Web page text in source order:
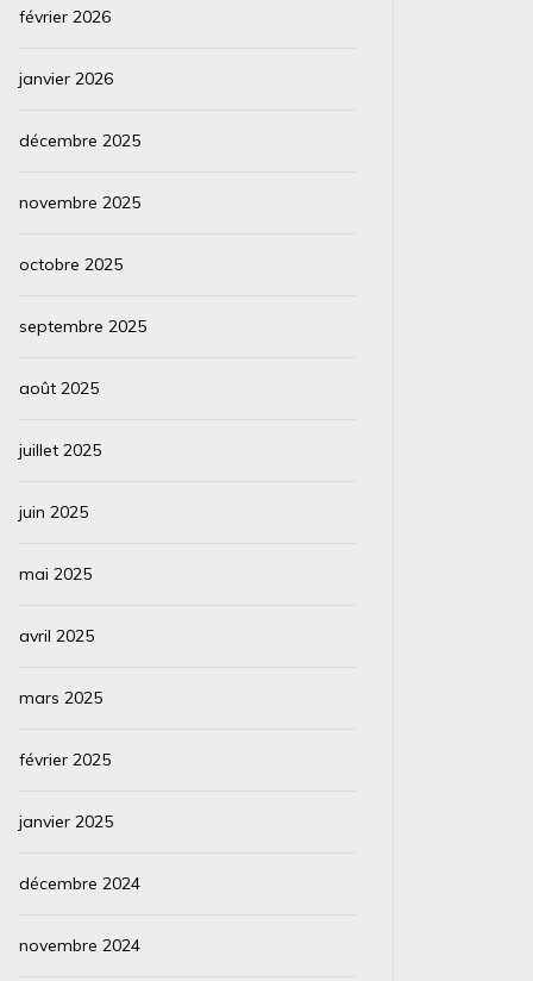
février 2026
janvier 2026
décembre 2025
novembre 2025
octobre 2025
septembre 2025
août 2025
juillet 2025
juin 2025
mai 2025
avril 2025
mars 2025
février 2025
janvier 2025
décembre 2024
novembre 2024